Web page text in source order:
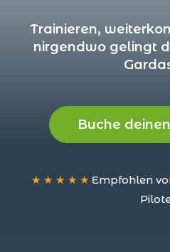
Trainieren,
nirgendwo gelingt
Buche
★ ★ ★ ★ ★ Empfohlen